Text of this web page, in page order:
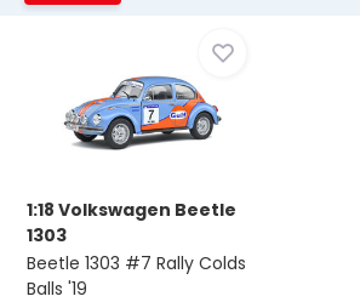
1:18 Volkswagen Beetle
1303
Beetle 1303 #7 Rally Colds
Balls '19